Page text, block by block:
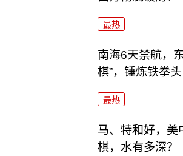
最热
南海6天禁航，
棋”，锤炼铁拳头
最热
马、特和好，美
棋，水有多深？